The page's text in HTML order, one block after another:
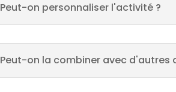
Peut-on personnaliser l'activité ?
Peut-on la combiner avec d'autres